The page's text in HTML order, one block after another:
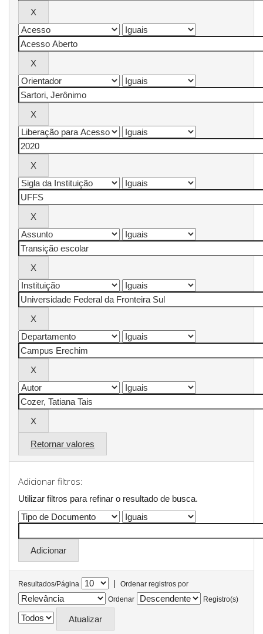
Retornar valores
Adicionar filtros:
Utilizar filtros para refinar o resultado de busca.
Resultados/Página |
Ordenar registros por
Ordenar
Registro(s)